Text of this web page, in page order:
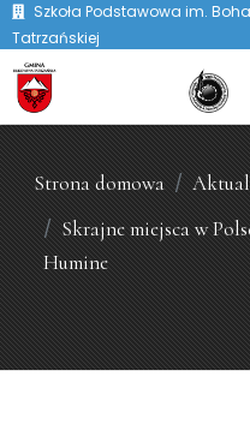
Szkoła Podstawowa im.
Tatrzańskiej
Strona domowa
Skrajne miejsca w
Humine